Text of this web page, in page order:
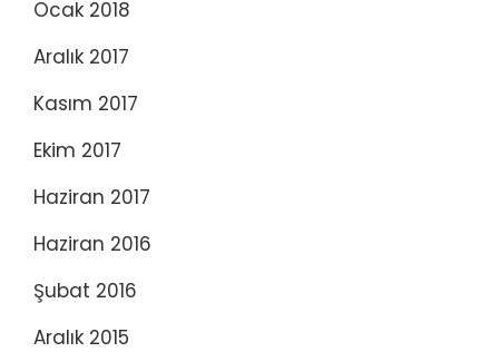
Ocak 2018
Aralık 2017
Kasım 2017
Ekim 2017
Haziran 2017
Haziran 2016
Şubat 2016
Aralık 2015